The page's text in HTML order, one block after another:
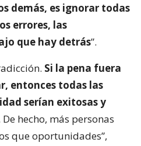
demás, es ignorar todas
errores, las
que hay detrás”.
Si la pena fuera
entonces todas las
serían exitosas y
De hecho, más personas
que oportunidades”,